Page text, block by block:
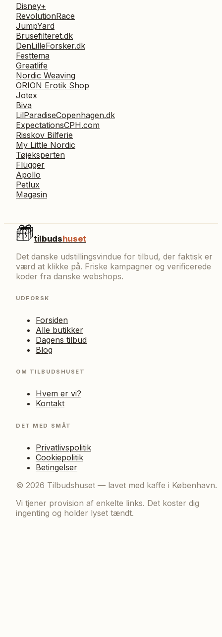
Disney+
RevolutionRace
JumpYard
Brusefilteret.dk
DenLilleForsker.dk
Festtema
Greatlife
Nordic Weaving
ORION Erotik Shop
Jotex
Biva
LilParadiseCopenhagen.dk
ExpectationsCPH.com
Risskov Bilferie
My Little Nordic
Tøjeksperten
Flügger
Apollo
Petlux
Magasin
tilbudshuset
Det danske udstillingsvindue for tilbud, der faktisk er
værd at klikke på. Friske kampagner og verificerede
koder fra danske webshops.
UDFORSK
Forsiden
Alle butikker
Dagens tilbud
Blog
OM TILBUDSHUSET
Hvem er vi?
Kontakt
DET MED SMÅT
Privatlivspolitik
Cookiepolitik
Betingelser
© 2026 Tilbudshuset — lavet med kaffe i København.
Vi tjener provision af enkelte links. Det koster dig
ingenting og holder lyset tændt.